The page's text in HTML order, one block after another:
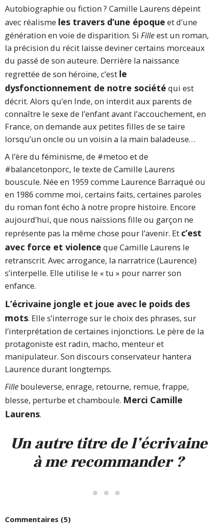
Autobiographie ou fiction ? Camille Laurens dépeint
avec réalisme les travers d’une époque et d’une
génération en voie de disparition. Si Filleest un roman,
la précision du récit laisse deviner certains morceaux
du passé de son auteure. Derrière la naissance
regrettée de son héroïne, c’est le
dysfonctionnement de notre société qui est
décrit. Alors qu’en Inde, on interdit aux parents de
connaître le sexe de l’enfant avant l’accouchement, en
France, on demande aux petites filles de se taire
lorsqu’un oncle ou un voisin a la main baladeuse…
A l’ère du féminisme, de #metoo et de
#balancetonporc, le texte de Camille Laurens
bouscule. Née en 1959 comme Laurence Barraqué ou
en 1986 comme moi, certains faits, certaines paroles
du roman font écho à notre propre histoire. Encore
aujourd’hui, que nous naissions fille ou garçon ne
représente pas la même chose pour l’avenir. Et c’est
avec force et violence que Camille Laurens le
retranscrit. Avec arrogance, la narratrice (Laurence)
s’interpelle. Elle utilise le « tu » pour narrer son
enfance.
L’écrivaine jongle et joue avec le poids des
mots. Elle s’interroge sur le choix des phrases, sur
l’interprétation de certaines injonctions. Le père de la
protagoniste est radin, macho, menteur et
manipulateur. Son discours conservateur hantera
Laurence durant longtemps.
Fille bouleverse, enrage, retourne, remue, frappe,
blesse, perturbe et chamboule. Merci Camille
Laurens.
Un autre titre de l’écrivaine
à me recommander ?
Commentaires (5)